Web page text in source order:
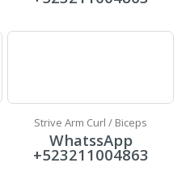
Strive Arm Curl / Biceps
WhatssApp
+523211004863